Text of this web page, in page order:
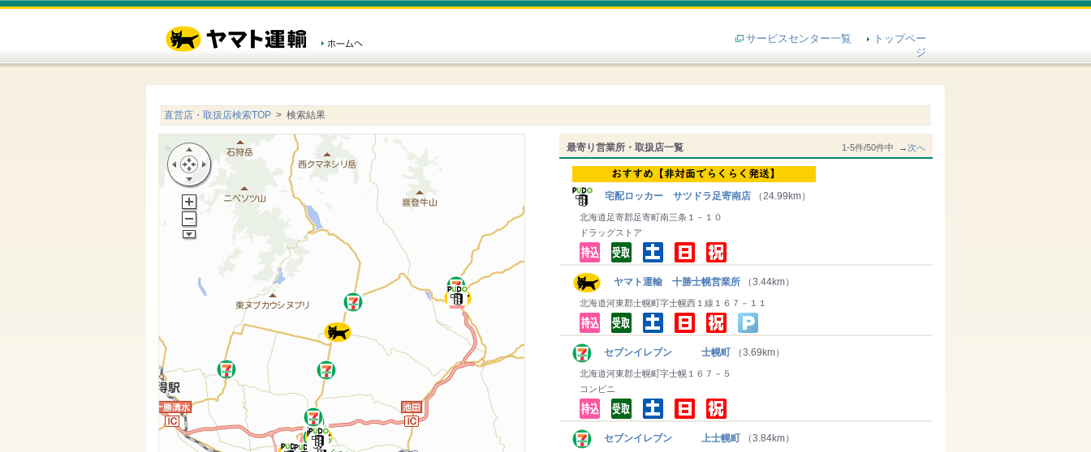
サービスセンター一覧
トップペー
ジ
直営店・取扱店検索TOP > 検索結果
最寄り営業所・取扱店一覧 1-5件/50件中 →次へ
宅配ロッカー サツドラ足寄南店 （24.99km）
北海道足寄郡足寄町南三条１－１０
ドラッグストア
ヤマト運輸 十勝士幌営業所 （3.44km）
北海道河東郡士幌町字士幌西１線１６７－１１
セブンイレブン 士幌町 （3.69km）
北海道河東郡士幌町字士幌１６７－５
コンビニ
セブンイレブン 上士幌町 （3.84km）